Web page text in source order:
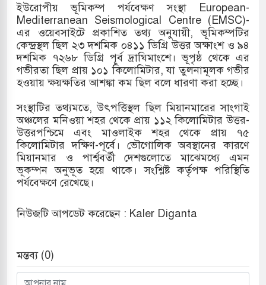
আজ সেই ঐতিহাসিক জুলাই গণঅভ্যুত্থান দিবস
তনু হত্যা মামলায় একমাত্র আসামি অবসরপ্রাপ্ত
মুক্ত
বড়পুকুরিয়া তাপবিদ্যুৎ কেন্দ্রের ইউনিট-১ এ
শুরু
পতেঙ্গা-হাতিয়া-কুতুবদিয়া শিপিং চ্যানেলে জালের
নৌ-ঝুঁকি
রূপপুর গ্রিন সিটিতে রুশ নাগরিকদের মারামারি:
ইউরোপীয় ভূমিকম্প পর্যবেক্ষণ সংস্থা European-
Mediterranean Seismological Centre (EMSC)-
এর ওয়েবসাইটে প্রকাশিত তথ্য অনুযায়ী, ভূমিকম্পটির
কেন্দ্রস্থল ছিল ২৩ দশমিক ০৪১১ ডিগ্রি উত্তর অক্ষাংশ ও ৯৪
দশমিক ৭২৬৮ ডিগ্রি পূর্ব দ্রাঘিমাংশে। ভূপৃষ্ঠ থেকে এর
গভীরতা ছিল প্রায় ১০১ কিলোমিটার, যা তুলনামূলক গভীর
হওয়ায় ক্ষয়ক্ষতির আশঙ্কা কম ছিল বলে ধারণা করা হচ্ছে।
সংস্থাটির তথ্যমতে, উৎপত্তিস্থল ছিল মিয়ানমারের সাংগাই
অঞ্চলের মনিওয়া শহর থেকে প্রায় ১১২ কিলোমিটার উত্তর-
উত্তরপশ্চিমে এবং মাওলাইক শহর থেকে প্রায় ৭৫
কিলোমিটার দক্ষিণ-পূর্বে। ভৌগোলিক অবস্থানের কারণে
মিয়ানমার ও পার্শ্ববর্তী দেশগুলোতে মাঝেমধ্যে এমন
ভূকম্পন অনুভূত হয়ে থাকে। সংশ্লিষ্ট কর্তৃপক্ষ পরিস্থিতি
পর্যবেক্ষণে রেখেছে।
নিউজটি আপডেট করেছেন : Kaler Diganta
মন্তব্য (0)